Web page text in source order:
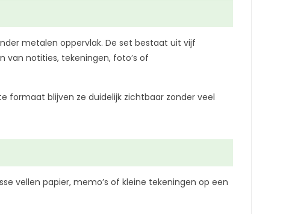
metalen oppervlak. De set bestaat uit vijf
van notities, tekeningen, foto’s of
formaat blijven ze duidelijk zichtbaar zonder veel
vellen papier, memo’s of kleine tekeningen op een